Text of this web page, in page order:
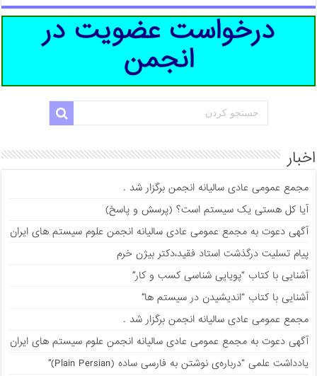
درخواست عضویت در
انجمن
اخبار
مجمع عمومی عادی سالیانه انجمن برگزار شد .
آیا کل هستی یک سیستم است؟ (پرسش و پاسخ)
آگهی دعوت به مجمع عمومی عادی سالیانه انجمن علوم سیستم های ایران
پیام تسلیت درگذشت استاد فقید،دکتر بیژن خرم
آشنایی با کتاب “پویایی شناسی کسب و کار”
آشنایی با کتاب “اندیشیدن در سیستم ها”
مجمع عمومی عادی سالیانه انجمن برگزار شد .
آگهی دعوت به مجمع عمومی عادی سالیانه انجمن علوم سیستم های ایران
يادداشت علمی “درباره‌ی نوشتن به فارسی ساده (Plain Persian)”